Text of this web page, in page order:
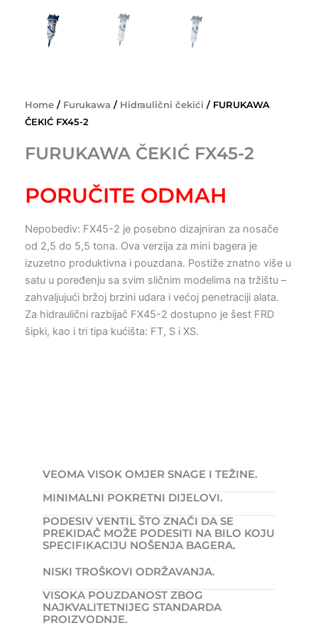
Home / Furukawa / Hidraulični čekići / FURUKAWA
ČEKIĆ FX45-2
FURUKAWA ČEKIĆ FX45-2
PORUČITE ODMAH
Nepobediv: FX45-2 je posebno dizajniran za nosače
od 2,5 do 5,5 tona. Ova verzija za mini bagera je
izuzetno produktivna i pouzdana. Postiže znatno više u
satu u poređenju sa svim sličnim modelima na tržištu –
zahvaljujući bržoj brzini udara i većoj penetraciji alata.
Za hidraulični razbijač FX45-2 dostupno je šest FRD
šipki, kao i tri tipa kućišta: FT, S i XS.
VEOMA VISOK OMJER SNAGE I TEŽINE.
MINIMALNI POKRETNI DIJELOVI.
PODESIV VENTIL ŠTO ZNAČI DA SE
PREKIDAČ MOŽE PODESITI NA BILO KOJU
SPECIFIKACIJU NOŠENJA BAGERA.
NISKI TROŠKOVI ODRŽAVANJA.
VISOKA POUZDANOST ZBOG
NAJKVALITETNIJEG STANDARDA
PROIZVODNJE.